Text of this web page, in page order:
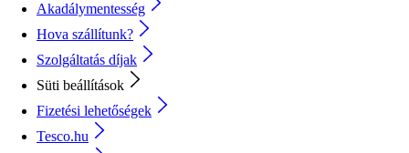
Akadálymentesség
Hova szállítunk?
Szolgáltatás díjak
Süti beállítások
Fizetési lehetőségek
Tesco.hu